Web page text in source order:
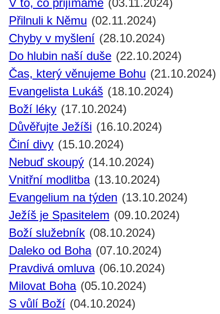
V to, co přijímáme (03.11.2024)
Přilnuli k Němu (02.11.2024)
Chyby v myšlení (28.10.2024)
Do hlubin naší duše (22.10.2024)
Čas, který věnujeme Bohu (21.10.2024)
Evangelista Lukáš (18.10.2024)
Boží léky (17.10.2024)
Důvěřujte Ježíši (16.10.2024)
Činí divy (15.10.2024)
Nebuď skoupý (14.10.2024)
Vnitřní modlitba (13.10.2024)
Evangelium na týden (13.10.2024)
Ježíš je Spasitelem (09.10.2024)
Boží služebník (08.10.2024)
Daleko od Boha (07.10.2024)
Pravdivá omluva (06.10.2024)
Milovat Boha (05.10.2024)
S vůlí Boží (04.10.2024)